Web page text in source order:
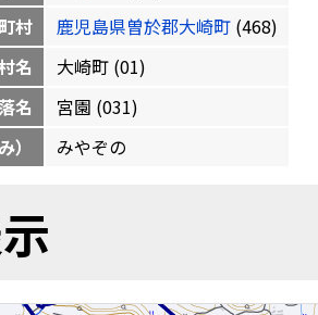
村
鹿児島県曽於郡大崎町 (468)
名
大崎町 (01)
名
宮園 (031)
）
みやぞの